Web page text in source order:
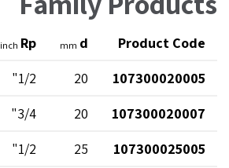
Product Code
d
mm
Rp
inch
107300020005
20
1/2"
107300020007
20
3/4"
107300025005
25
1/2"